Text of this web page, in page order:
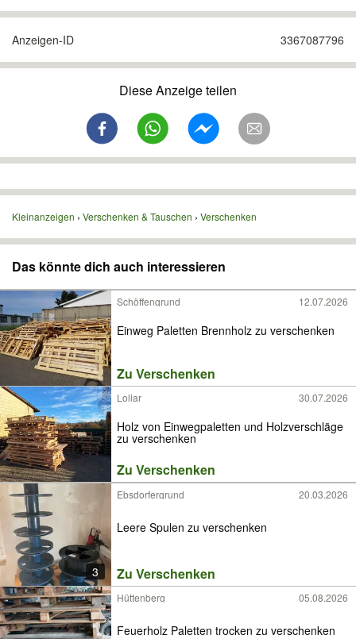
Anzeigen-ID 3367087796
Diese Anzeige teilen
Kleinanzeigen Verschenken & Tauschen Verschenken
Das könnte dich auch interessieren
Schöffengrund 12.07.2026
Einweg Paletten Brennholz zu verschenken
Zu Verschenken
Lollar 30.07.2026
Holz von Einwegpaletten und Holzverschläge
zu verschenken
Zu Verschenken
3
Ebsdorfergrund 20.03.2026
Leere Spulen zu verschenken
Zu Verschenken
Hüttenberg 05.08.2026
Feuerholz Paletten trocken zu verschenken